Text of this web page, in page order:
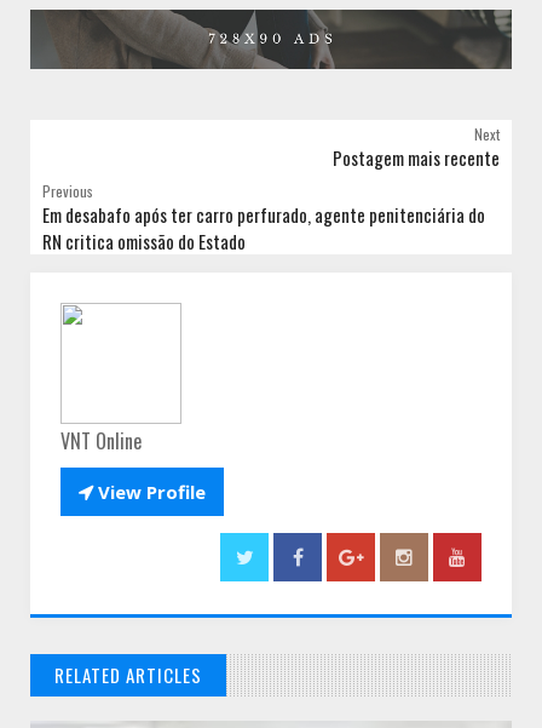
Next
Postagem mais recente
Previous
Em desabafo após ter carro perfurado, agente penitenciária do
RN critica omissão do Estado
VNT Online
View Profile
RELATED ARTICLES
// THATS WHAT YOU MIGHT BE LOOKING FOR